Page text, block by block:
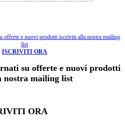
offerte e nuovi prodotti iscriviti alla nostra mailing
list
ISCRIVITI ORA
su offerte e nuovi prodotti
nostra mailing list
ORA